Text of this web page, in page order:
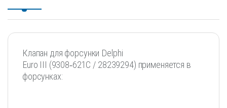
Клапан для форсунки Delphi
Euro III (9308‐621C / 28239294) применяется в
форсунках: